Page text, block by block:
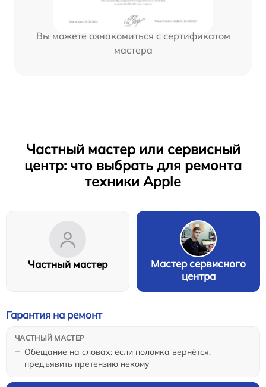
Вы можете ознакомиться с сертификатом
мастера
Частный мастер или сервисный
центр: что выбрать для ремонта
техники Apple
Частный мастер
Мастер сервисного
центра
Обещание на словах: если поломка вернётся,
предъявить претензию некому
Гарантия на ремонт